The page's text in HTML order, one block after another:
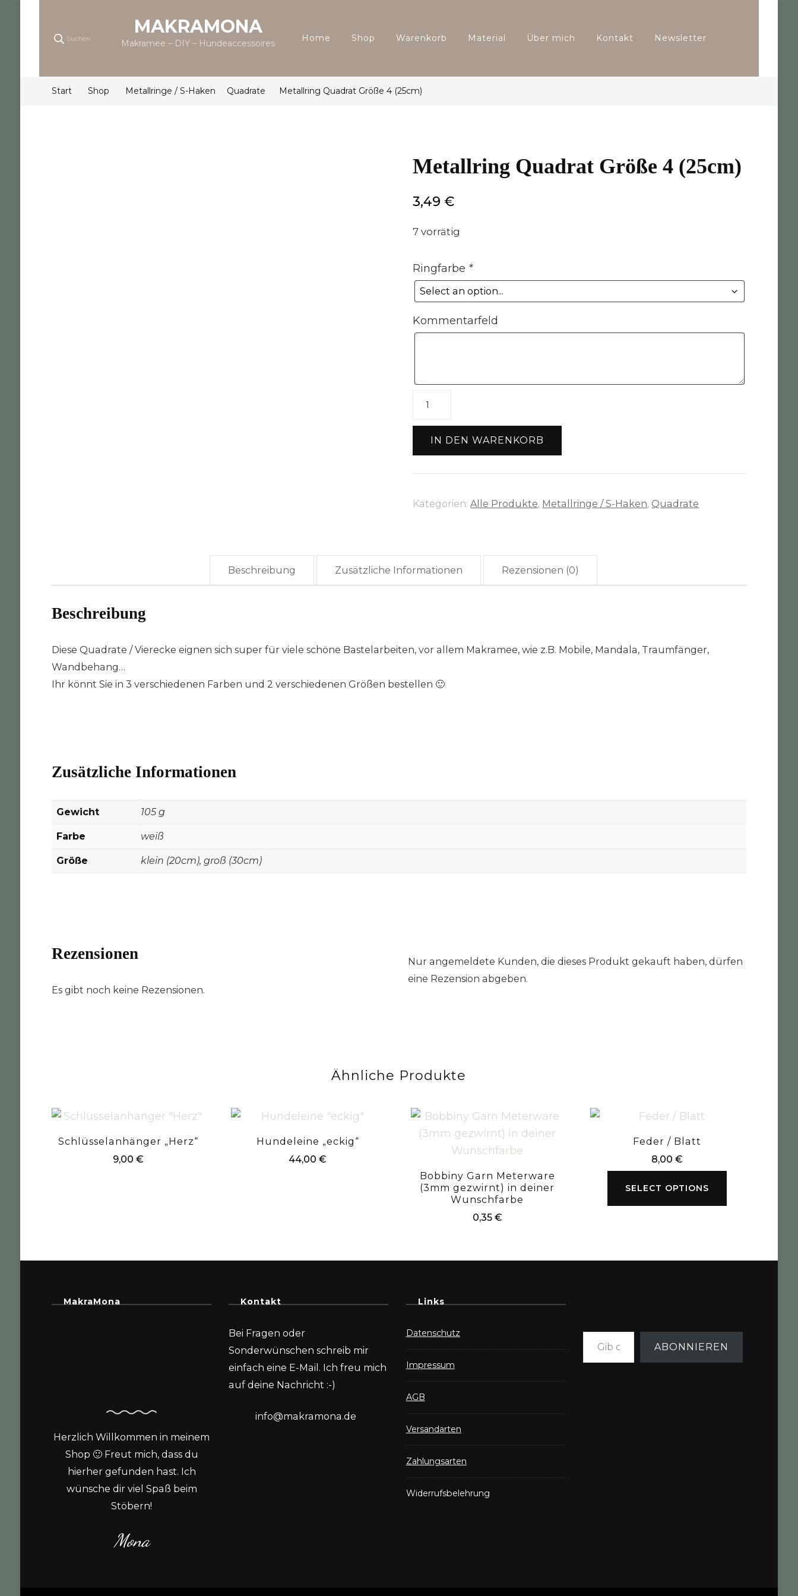
Suchen
MAKRAMONA
Makramee – DIY – Hundeaccessoires Home Shop Warenkorb Material Über mich Kontakt Newsletter
Start Shop Metallringe / S-Haken Quadrate Metallring Quadrat Größe 4 (25cm)
Metallring Quadrat Größe 4 (25cm)
3,49€
7 vorrätig
Ringfarbe *
Kommentarfeld
IN DEN WARENKORB
Kategorien:Alle Produkte, Metallringe / S-Haken, Quadrate
Beschreibung Zusätzliche Informationen Rezensionen (0)
Beschreibung
Diese Quadrate / Vierecke eignen sich super für viele schöne Bastelarbeiten, vor allem Makramee, wie z.B. Mobile, Mandala, Traumfänger,
Wandbehang…
Ihr könnt Sie in 3 verschiedenen Farben und 2 verschiedenen Größen bestellen 🙂
Zusätzliche Informationen
Gewicht 105 g
Farbe weiß
Größe klein (20cm), groß (30cm)
Rezensionen
Es gibt noch keine Rezensionen.
Nur angemeldete Kunden, die dieses Produkt gekauft haben, dürfen
eine Rezension abgeben.
Ähnliche Produkte
Schlüsselanhänger „Herz“
9,00 €
Hundeleine „eckig“
44,00€
Bobbiny Garn Meterware
(3mm gezwirnt) in deiner
Wunschfarbe
0,35 €
Feder / Blatt
8,00 €
SELECT OPTIONS
MakraMona
Herzlich Willkommen in meinem
Shop 🙂 Freut mich, dass du
hierher gefunden hast. Ich
wünsche dir viel Spaß beim
Stöbern!
Mona
Kontakt
Bei Fragen oder
Sonderwünschen schreib mir
einfach eine E-Mail. Ich freu mich
auf deine Nachricht :-)
info@makramona.de
Links
Datenschutz
Impressum
AGB
Versandarten
Zahlungsarten
Widerrufsbelehrung
Gib deine E-Mail-Adresse ein ...
ABONNIEREN